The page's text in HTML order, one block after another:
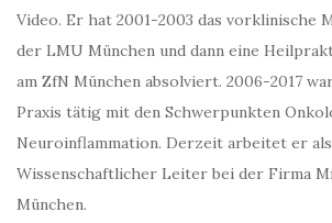
Video. Er hat 2001-2003 das vorklinische
der LMU München und dann eine
am ZfN München absolviert. 2006-2017
Praxis tätig mit den Schwerpunkten
Neuroinflammation. Derzeit arbeitet er als
Wissenschaftlicher Leiter bei der Firma
München.